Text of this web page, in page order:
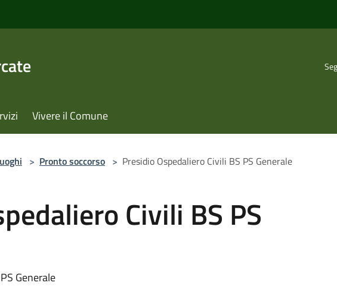
Vivere il Comune
> Pronto soccorso > Presidio Ospedaliero Civili BS PS Generale
Civili BS PS
Generale